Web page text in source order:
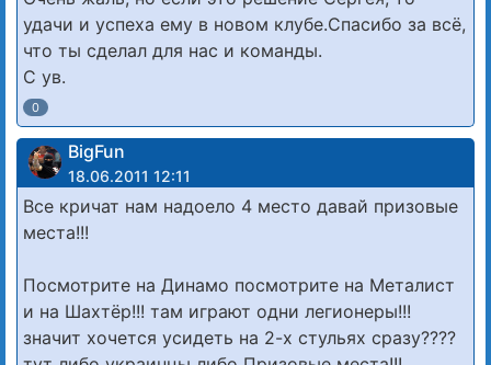
удачи и успеха ему в новом клубе.Спасибо за всё,
что ты сделал для нас и команды.
С ув.
0
BigFun
18.06.2011 12:11
Все кричат нам надоело 4 место давай призовые
места!!!
Посмотрите на Динамо посмотрите на Металист
и на Шахтёр!!! там играют одни легионеры!!!
значит хочется усидеть на 2-х стульях сразу????